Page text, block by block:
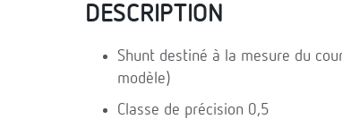
DESCRIPTION
Shunt destiné à la mesure du
modèle)
Classe de précision 0,5